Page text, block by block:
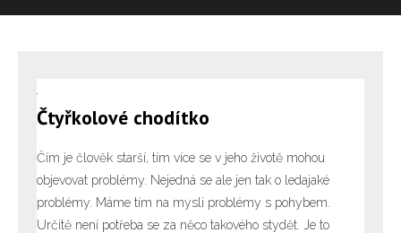
Čtyřkolové chodítko
Čím je člověk starší, tím více se v jeho životě mohou
objevovat problémy. Nejedná se ale jen tak o ledajaké
problémy. Máme tím na mysli problémy s pohybem.
Určitě není potřeba se za něco takového stydět. Je to